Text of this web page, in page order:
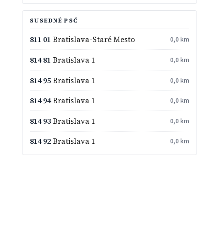
SUSEDNÉ PSČ
811 01 Bratislava-Staré Mesto 0,0 km
814 81 Bratislava 1 0,0 km
814 95Bratislava 1 0,0 km
814 94Bratislava 1 0,0 km
814 93Bratislava 1 0,0 km
814 92Bratislava 1 0,0 km